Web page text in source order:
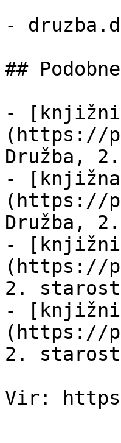
-
##
-
(https://
Družba,
-
(https://
Družba,
-
(https://
2.
-
(https://
2.